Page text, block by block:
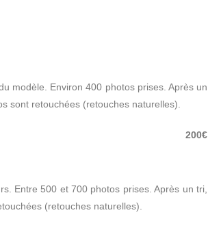
modèle. Environ 400 photos prises. Après un
sont retouchées (retouches naturelles).
200€
Entre 500 et 700 photos prises. Après un tri,
(retouches naturelles).